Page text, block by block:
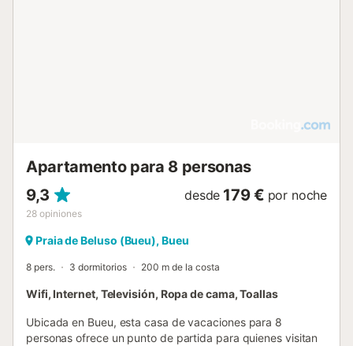
Apartamento para 8 personas
9,3
28 opiniones
desde 179 € por noche
Praia de Beluso (Bueu), Bueu
8 pers. 3 dormitorios 200 m de la costa
Wifi, Internet, Televisión, Ropa de cama, Toallas
Ubicada en Bueu, esta casa de vacaciones para 8
personas ofrece un punto de partida para quienes visitan